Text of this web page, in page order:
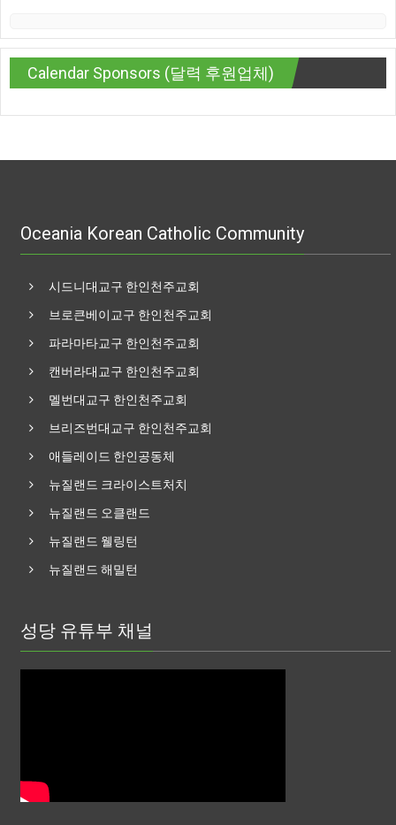
Calendar Sponsors (달력 후원업체)
Oceania Korean Catholic Community
시드니대교구 한인천주교회
브로큰베이교구 한인천주교회
파라마타교구 한인천주교회
캔버라대교구 한인천주교회
멜번대교구 한인천주교회
브리즈번대교구 한인천주교회
애들레이드 한인공동체
뉴질랜드 크라이스트처치
뉴질랜드 오클랜드
뉴질랜드 웰링턴
뉴질랜드 해밀턴
성당 유튜부 채널